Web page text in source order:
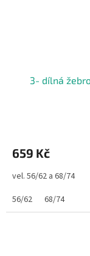
3- dílná
659 Kč
vel. 56/62 a 68/74
56/62
68/74